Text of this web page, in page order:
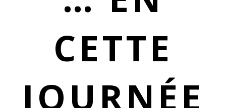
CETTE
JOURNÉE